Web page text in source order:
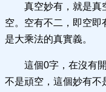
真空妙有，就是真
空。空有不二，即空
是大乘法的真實義。
這個0字，在沒有
不是頑空，這個妙有不